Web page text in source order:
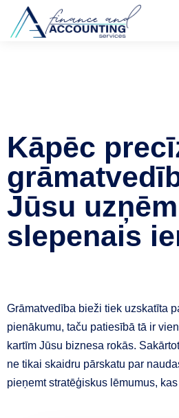
Kāpēc
Jūsu
slepenais
Grāmatvedība bieži tiek uzskatīta
pienākumu, taču patiesībā tā ir
kartīm Jūsu biznesa rokās.
ne tikai skaidru pārskatu par
pieņemt stratēģiskus lēmumus,